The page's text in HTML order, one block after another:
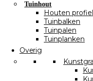
Tuinhout
Houten
Tuinbalken
Tuinpalen
Tuinplanken
Overig